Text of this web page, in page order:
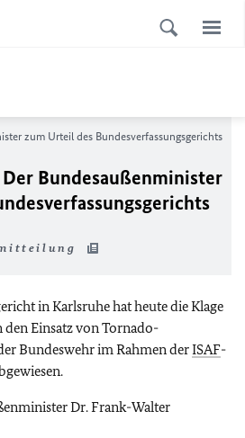
zum Urteil des Bundesverfassungsgerichts
Bundesaußenminister
in Karlsruhe hat heute die Klage
den Einsatz von Tornado-
Bundeswehr im Rahmen derISAF-
Dr. Frank-Walter